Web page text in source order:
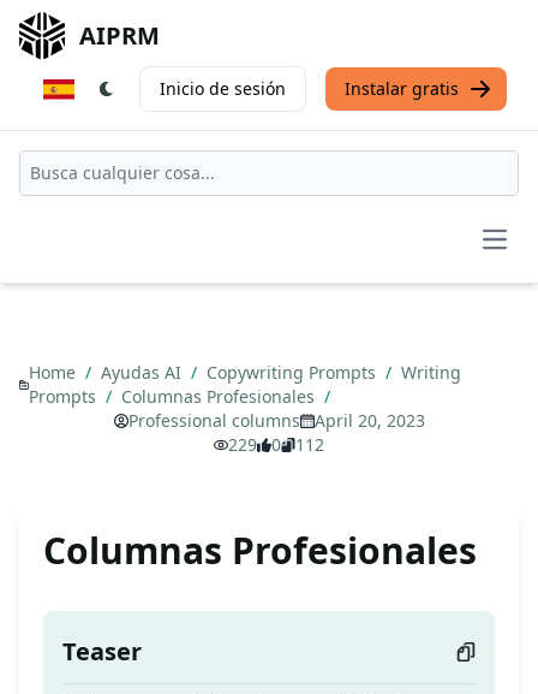
AIPRM
Inicio de sesión Instalar gratis
Home / Ayudas AI / Copywriting Prompts / Writing
Prompts / Columnas Profesionales /
Professional columns
April 20, 2023
229
0 112
Columnas Profesionales
Teaser